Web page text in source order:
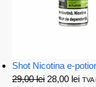
Shot Nicotina e-
29,00lei 28,00 lei TVA